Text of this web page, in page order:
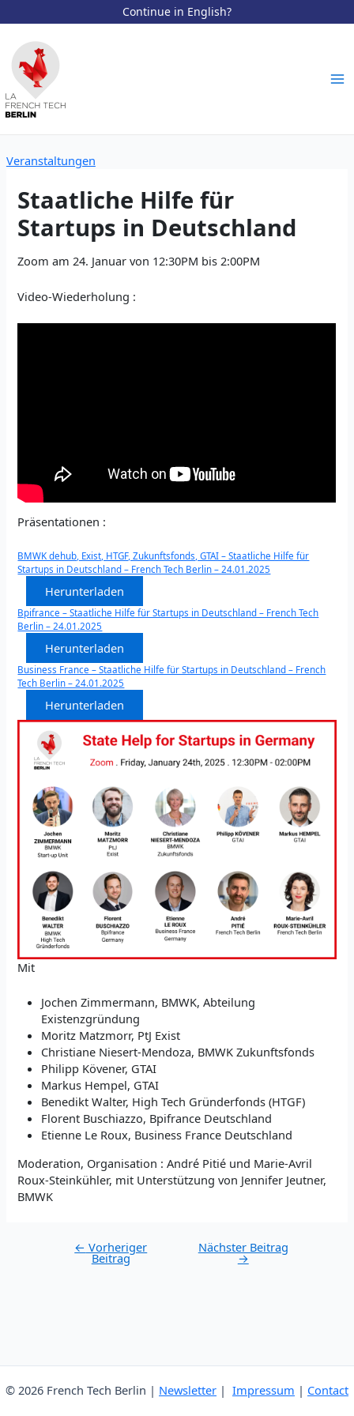
Continue in English?
Inhalt
springen
Veranstaltungen
Staatliche Hilfe für
Startups in Deutschland
Zoom am 24. Januar von 12:30PM bis 2:00PM
Video-Wiederholung :
Präsentationen :
BMWK dehub, Exist, HTGF, Zukunftsfonds, GTAI – Staatliche Hilfe für
Startups in Deutschland – French Tech Berlin – 24.01.2025
Herunterladen
Bpifrance – Staatliche Hilfe für Startups in Deutschland – French Tech
Berlin – 24.01.2025
Herunterladen
Business France – Staatliche Hilfe für Startups in Deutschland – French
Tech Berlin – 24.01.2025
Herunterladen
Mit
Jochen Zimmermann, BMWK, Abteilung
Existenzgründung
Moritz Matzmorr, PtJ Exist
Christiane Niesert-Mendoza, BMWK Zukunftsfonds
Philipp Kövener, GTAI
Markus Hempel, GTAI
Benedikt Walter, High Tech Gründerfonds (HTGF)
Florent Buschiazzo, Bpifrance Deutschland
Etienne Le Roux, Business France Deutschland
Moderation, Organisation : André Pitié und Marie-Avril
Roux-Steinkühler, mit Unterstützung von Jennifer Jeutner,
BMWK
navigation
← Vorheriger
Beitrag
Nächster Beitrag
→
© 2026 French Tech Berlin | Newsletter | Impressum | Contact